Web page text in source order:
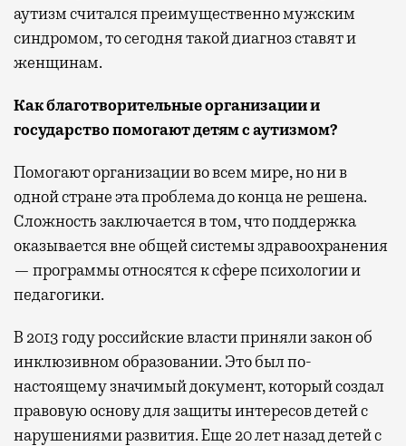
аутизм считался преимущественно мужским
синдромом, то сегодня такой диагноз ставят и
женщинам.
Как благотворительные организации и
государство помогают детям с аутизмом?
Помогают организации во всем мире, но ни в
одной стране эта проблема до конца не решена.
Сложность заключается в том, что поддержка
оказывается вне общей системы здравоохранения
— программы относятся к сфере психологии и
педагогики.
В 2013 году российские власти приняли закон об
инклюзивном образовании. Это был по-
настоящему значимый документ, который создал
правовую основу для защиты интересов детей с
нарушениями развития. Еще 20 лет назад детей с